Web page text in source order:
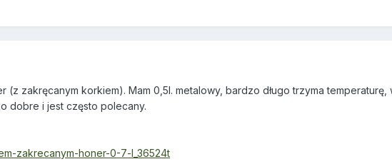
(z zakręcanym korkiem). Mam 0,5l. metalowy, bardzo długo trzyma
dobre i jest często polecany.
zakrecanym-honer-0-7-l_36524t